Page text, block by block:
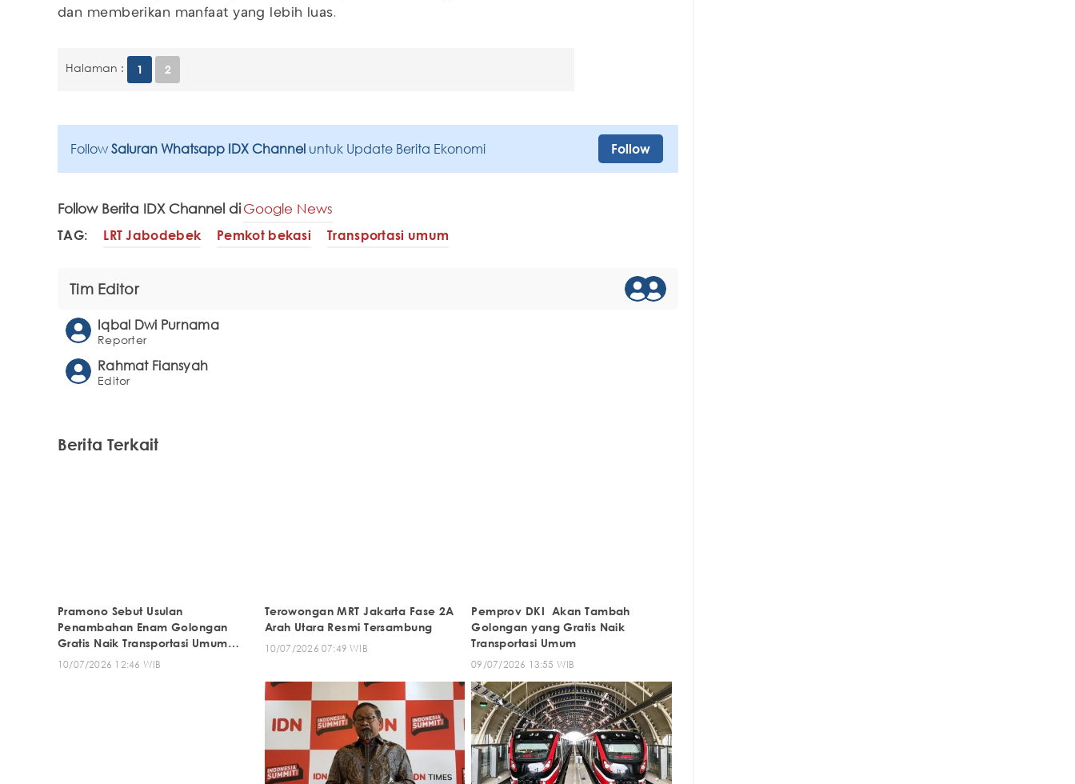
dan memberikan manfaat yang lebih luas.
Halaman : 1 2
Follow Saluran Whatsapp IDX Channel untuk Update Berita Ekonomi Follow
Follow Berita IDX Channel diGoogle News
TAG: LRT Jabodebek Pemkot bekasi Transportasi umum
Tim Editor
Iqbal Dwi Purnama
Reporter
Rahmat Fiansyah
Editor
Berita Terkait
Pramono Sebut Usulan
Penambahan Enam Golongan
Gratis Naik Transportasi Umum
Masih Dikaji
10/07/2026 12:46 WIB
Terowongan MRT Jakarta Fase 2A
Arah Utara Resmi Tersambung
10/07/2026 07:49 WIB
Pemprov DKI Akan Tambah
Golongan yang Gratis Naik
Transportasi Umum
09/07/2026 13:55 WIB